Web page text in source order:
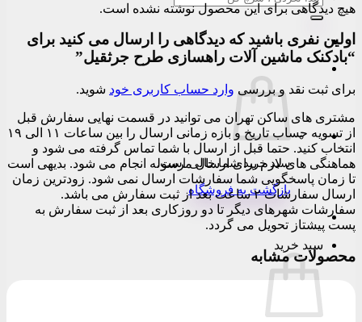
سبد خرید شما خالی است.
بازگشت به فروشگاه
خرید
برای این محصول نوشته نشده است.
باشید که دیدگاهی را ارسال می کنید برای
ماشین آلات راهسازی طرح جرثقیل”
نقد و بررسیوارد حساب کاربری خودشوید.
ساکن تهران می توانید در قسمت نهایی سفارش قبل
از تسویه حساب تاریخ و بازه زمانی ارسال را بین ساعات ۱۱ الی ۱۹
حتما قبل از ارسال با شما تماس گرفته می شود و
لازم برای ارسال مرسوله انجام می شود. بدیهی است
شما سفارشات ارسال نمی شود. زودترین زمان
ارسال سفارشات ۲ ساعت بعد از ثبت سفارش می باشد.
دیگر تا دو روزکاری بعد از ثبت سفارش به
تحویل می گردد.
مشابه